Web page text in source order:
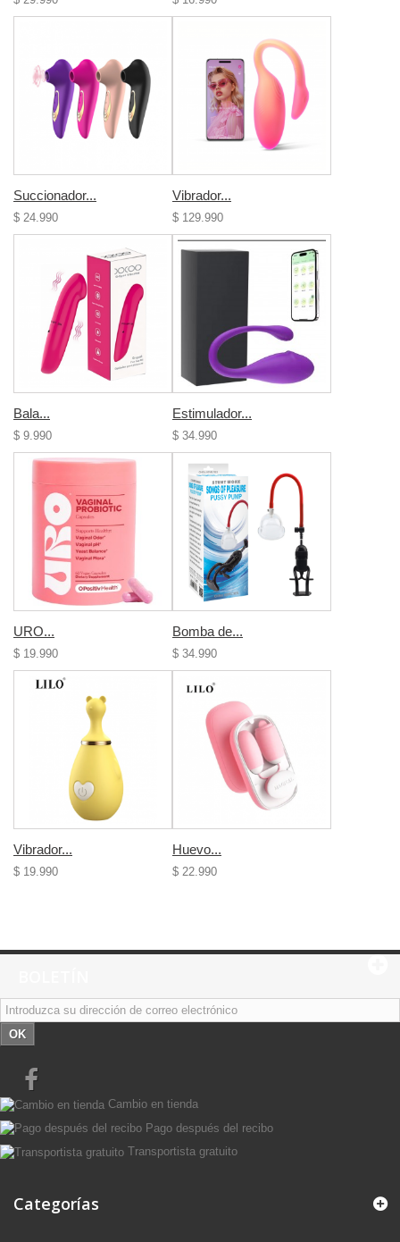
Succionador...
$ 24.990
Vibrador...
$ 129.990
Bala...
$ 9.990
Estimulador...
$ 34.990
URO...
$ 19.990
Bomba de...
$ 34.990
Vibrador...
$ 19.990
Huevo...
$ 22.990
OK
Cambio en tienda
Pago después del recibo
Transportista gratuito
Categorías